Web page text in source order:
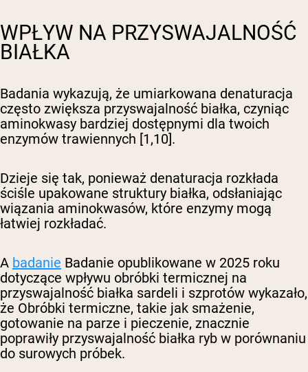
WPŁYW NA PRZYSWAJALNOŚĆ
BIAŁKA
Badania wykazują, że umiarkowana denaturacja
często zwiększa przyswajalność białka, czyniąc
aminokwasy bardziej dostępnymi dla twoich
enzymów trawiennych [1,10].
Dzieje się tak, ponieważ denaturacja rozkłada
ściśle upakowane struktury białka, odsłaniając
wiązania aminokwasów, które enzymy mogą
łatwiej rozkładać.
A badanie Badanie opublikowane w 2025 roku
dotyczące wpływu obróbki termicznej na
przyswajalność białka sardeli i szprotów wykazało,
że Obróbki termiczne, takie jak smażenie,
gotowanie na parze i pieczenie, znacznie
poprawiły przyswajalność białka ryb w porównaniu
do surowych próbek.